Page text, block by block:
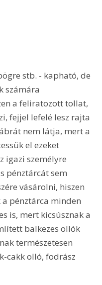
stb. - kapható, de
számára
a feliratozott tollat,
fejjel lefelé lesz rajta
nem látja, mert a
el ezeket
igazi személyre
pénztárcát sem
vásárolni, hiszen
pénztárca minden
is, mert kicsúsznak a
balkezes ollók
természetesen
cakk olló, fodrász